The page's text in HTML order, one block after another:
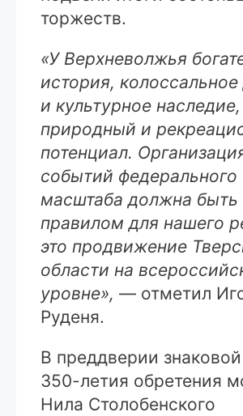
торжеств.
«У Верхневолжья
история,
и культурное наследие,
природный и
потенциал.
событий федерального
масштаба должна быть
правилом для нашего
это продвижение
области на
уровне», — отметил
Руденя.
В преддверии
350-летия обретения
Нила Столобенского